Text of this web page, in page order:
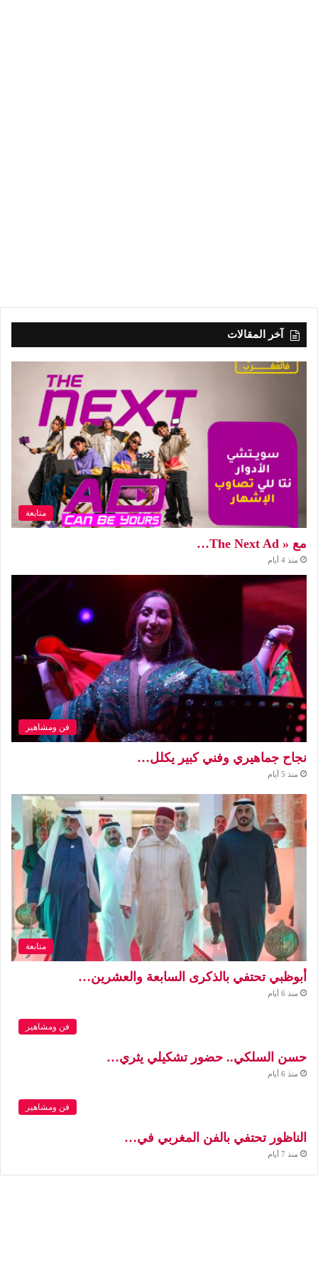
آخر المقالات
متابعة
مع « The Next Ad…
منذ 4 أيام
فن ومشاهير
نجاح جماهيري وفني كبير يكلل…
منذ 5 أيام
متابعة
أبوظبي تحتفي بالذكرى السابعة والعشرين…
منذ 6 أيام
فن ومشاهير
حسن السلكي.. حضور تشكيلي يثري…
منذ 6 أيام
فن ومشاهير
الناظور تحتفي بالفن المغربي في…
منذ 7 أيام